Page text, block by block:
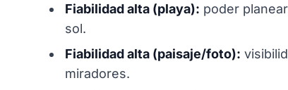
Fiabilidad alta (playa): poder
sol.
Fiabilidad alta (paisaje/foto):
miradores.